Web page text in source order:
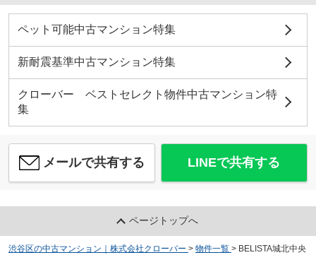
ペット可能中古マンション特集
新耐震基準中古マンション特集
クローバー ベストセレクト物件中古マンション特
集
メールで共有する LINEで共有する
ページトップへ
渋谷区の中古マンション｜株式会社クローバー > 物件一覧 > BELISTA城北中央